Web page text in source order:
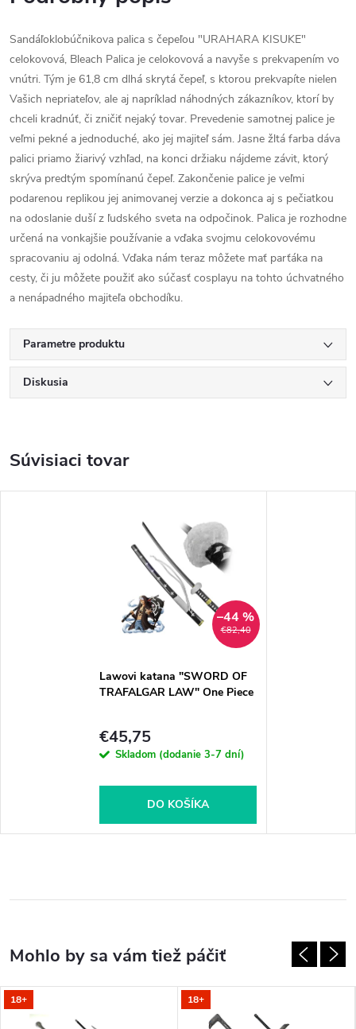
Sandáľoklobúčnikova palica s čepeľou "URAHARA KISUKE"
celokovová, Bleach Palica je celokovová a navyše s prekvapením vo
vnútri. Tým je 61,8 cm dlhá skrytá čepeľ, s ktorou prekvapíte nielen
Vašich nepriateľov, ale aj napríklad náhodných zákazníkov, ktorí by
chceli kradnúť, či zničiť nejaký tovar. Prevedenie samotnej palice je
veľmi pekné a jednoduché, ako jej majiteľ sám. Jasne žltá farba dáva
palici priamo žiarivý vzhľad, na konci držiaku nájdeme závit, ktorý
skrýva predtým spomínanú čepeľ. Zakončenie palice je veľmi
podarenou replikou jej animovanej verzie a dokonca aj s pečiatkou
na odoslanie duší z ľudského sveta na odpočinok. Palica je rozhodne
určená na vonkajšie používanie a vďaka svojmu celokovovému
spracovaniu aj odolná. Vďaka nám teraz môžete mať parťáka na
cesty, či ju môžete použiť ako súčasť cosplayu na tohto úchvatného
a nenápadného majiteľa obchodíku.
Parametre produktu
Diskusia
Súvisiaci tovar
€82,40
–44 %
Lawovi katana "SWORD OF
TRAFALGAR LAW" One Piece
€45,75
Skladom (dodanie 3-7 dní)
DO KOŠÍKA
18+ 18+